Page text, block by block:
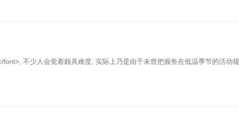
不少人会觉着颇具难度, 实际上乃是由于未曾把握鱼在低温季节的活动